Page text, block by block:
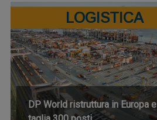
LOGISTICA
DP World ristruttura in Europa e